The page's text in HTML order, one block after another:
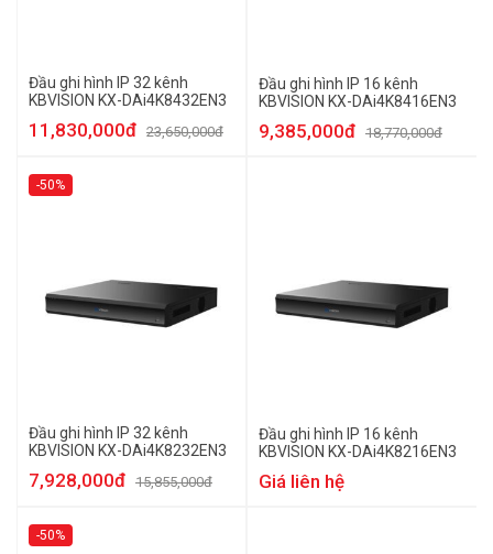
Đầu ghi hình IP 32 kênh
KBVISION KX-DAi4K8432EN3
11,830,000đ 23,650,000đ
Đầu ghi hình IP 16 kênh
KBVISION KX-DAi4K8416EN3
9,385,000đ 18,770,000đ
-50%
Đầu ghi hình IP 32 kênh
KBVISION KX-DAi4K8232EN3
7,928,000đ 15,855,000đ
Đầu ghi hình IP 16 kênh
KBVISION KX-DAi4K8216EN3
Giá liên hệ
-50%